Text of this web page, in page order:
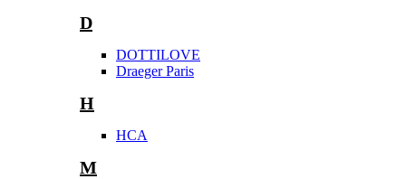
D
DOTTILOVE
Draeger Paris
H
HCA
M